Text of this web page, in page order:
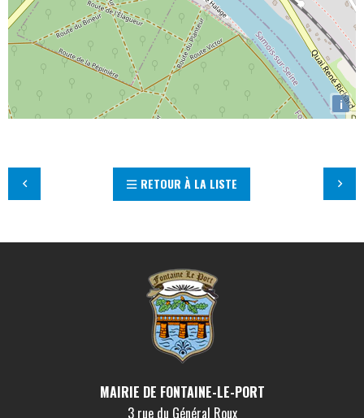
i
RETOUR À LA LISTE
MAIRIE DE FONTAINE-LE-PORT
3 rue du Général Roux